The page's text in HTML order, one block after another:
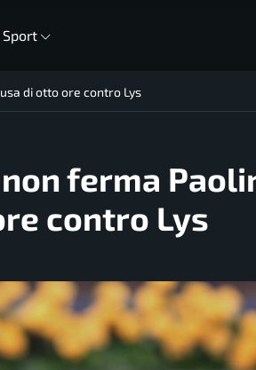
Sport
di otto ore contro Lys
ferma
contro Lys